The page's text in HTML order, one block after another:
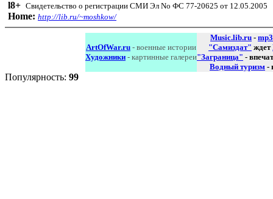
l8+ Свидетельство о регистрации СМИ Эл No ФС 77-20625 от 12.05.2005
Home: http://lib.ru/~moshkow/
ArtOfWar.ru - военные истории
Художники - картинные галереи
Music.lib.ru - mp3
"Самиздат" ждет
"Заграница" -
Водный туризм -
Популярность: 99